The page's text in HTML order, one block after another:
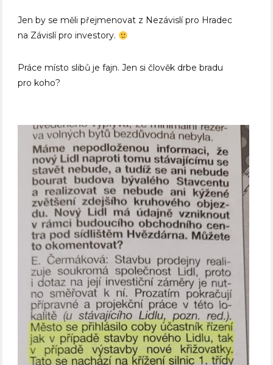
Jen by se měli přejmenovat z Nezávislí pro Hradec
na Závislí pro investory.
Práce místo slibů je fajn. Jen si člověk drbe bradu
pro koho?